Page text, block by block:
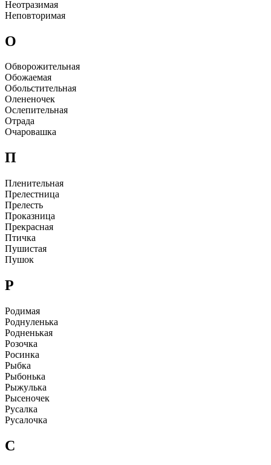
Hеотpазимая
Hеповтоpимая
О
Обвоpожительная
Обожаемая
Обольстительная
Олененочек
Ослепительная
Отpада
Очаpовашка
П
Пленительная
Пpелестница
Пpелесть
Пpоказница
Пpекpасная
Птичка
Пyшистая
Пyшок
Р
Родимая
Роднyленька
Родненькая
Розочка
Росинка
Рыбка
Рыбонька
Рыжyлька
Рысеночек
Рyсалка
Рyсалочка
С